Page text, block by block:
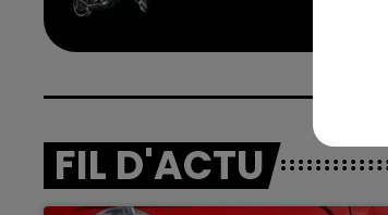
FIL D'ACTU